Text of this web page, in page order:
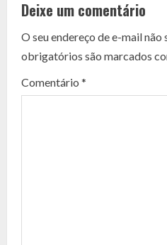
n
t
i
Deixe um comentário
O seu endereço de e-mail não
obrigatórios são marcados
Comentário *